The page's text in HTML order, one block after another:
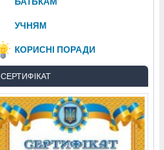
УЧНЯМ
КОРИСНІ ПОРАДИ
СЕРТИФІКАТ